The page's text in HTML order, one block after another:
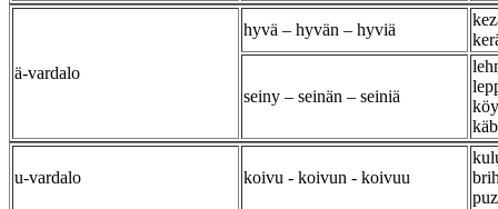
ä-vardalo
hyvä – hyvän – hyviä
seiny – seinän – seiniä
u-vardalo koivu - koivun - koivuu